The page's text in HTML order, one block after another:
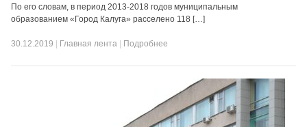
По его словам, в период 2013-2018 годов муниципальным
образованием «Город Калуга» расселено 118 […]
30.12.2019 Главная лента Подробнее